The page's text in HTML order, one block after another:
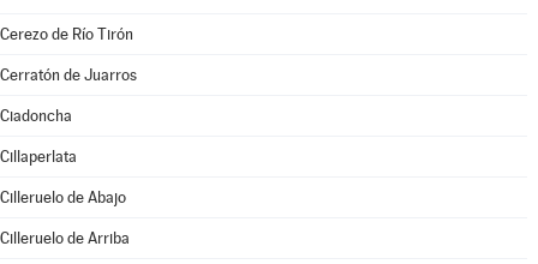
Cerezo de Río Tirón
Cerratón de Juarros
Ciadoncha
Cillaperlata
Cilleruelo de Abajo
Cilleruelo de Arriba